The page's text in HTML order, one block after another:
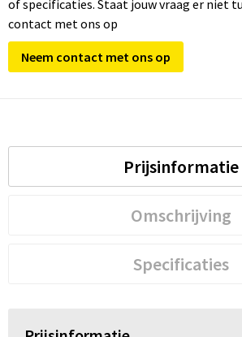
of specificaties. Staat jouw vraag er niet
contact met ons op
Neem contact met ons op
Prijsinformatie
Omschrijving
Specificaties